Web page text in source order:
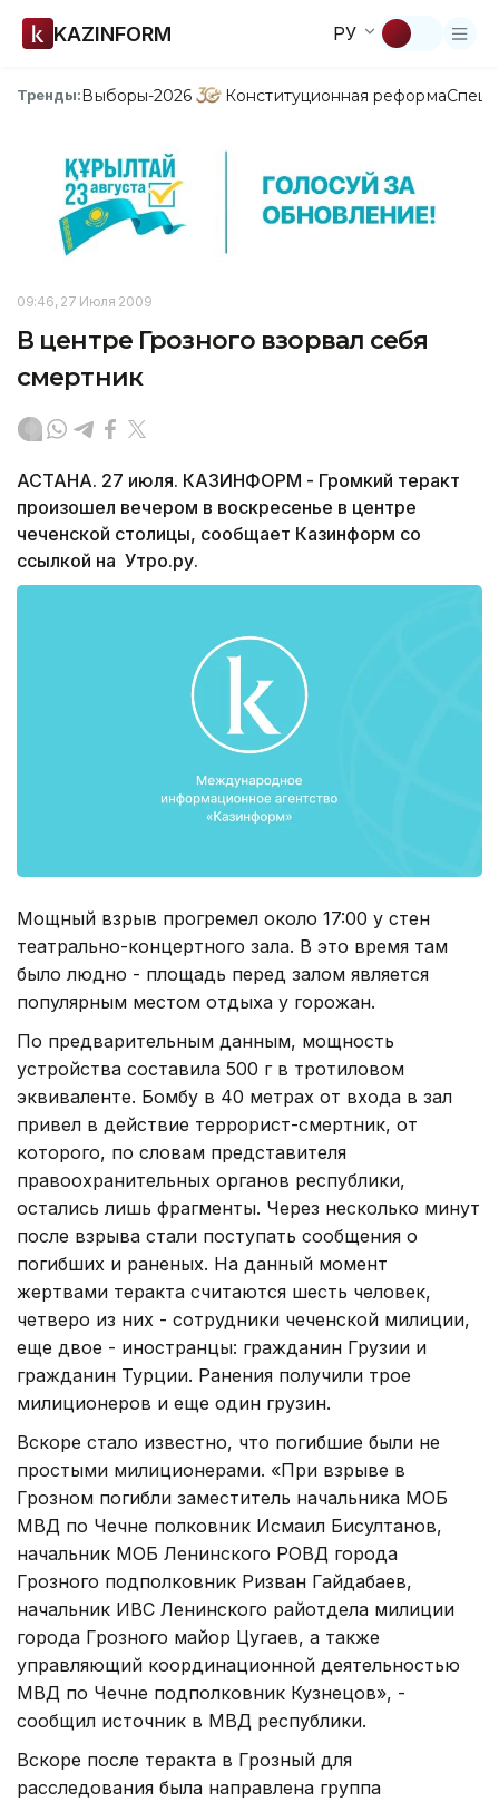
KAZINFORM РУ
Тренды:Выборы-2026 Конституционная реформа
09:46, 27 Июля 2009
В центре Грозного взорвал себя
смертник
АСТАНА. 27 июля. КАЗИНФОРМ - Громкий теракт
произошел вечером в воскресенье в центре
чеченской столицы, сообщает Казинформ со
ссылкой на Утро.ру.
Мощный взрыв прогремел около 17:00 у стен
театрально-концертного зала. В это время там
было людно - площадь перед залом является
популярным местом отдыха у горожан.
По предварительным данным, мощность
устройства составила 500 г в тротиловом
эквиваленте. Бомбу в 40 метрах от входа в зал
привел в действие террорист-смертник, от
которого, по словам представителя
правоохранительных органов республики,
остались лишь фрагменты. Через несколько минут
после взрыва стали поступать сообщения о
погибших и раненых. На данный момент
жертвами теракта считаются шесть человек,
четверо из них - сотрудники чеченской милиции,
еще двое - иностранцы: гражданин Грузии и
гражданин Турции. Ранения получили трое
милиционеров и еще один грузин.
Вскоре стало известно, что погибшие были не
простыми милиционерами. «При взрыве в
Грозном погибли заместитель начальника МОБ
МВД по Чечне полковник Исмаил Бисултанов,
начальник МОБ Ленинского РОВД города
Грозного подполковник Ризван Гайдабаев,
начальник ИВС Ленинского райотдела милиции
города Грозного майор Цугаев, а также
управляющий координационной деятельностью
МВД по Чечне подполковник Кузнецов», -
сообщил источник в МВД республики.
Вскоре после теракта в Грозный для
расследования была направлена группа